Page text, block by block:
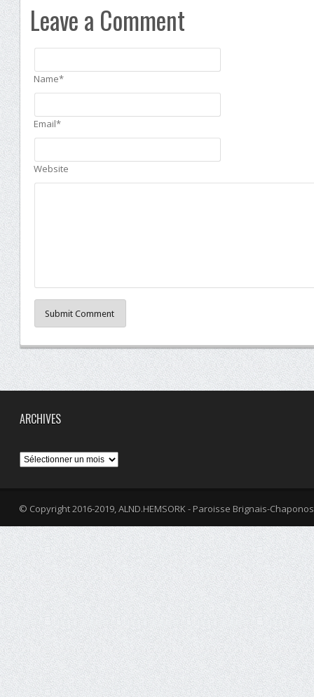
Leave a Comment
Name*
Email*
Website
Submit Comment
ARCHIVES
Archives
© Copyright 2016-2019, ALND.HEMSORK - Paroisse Brignais-